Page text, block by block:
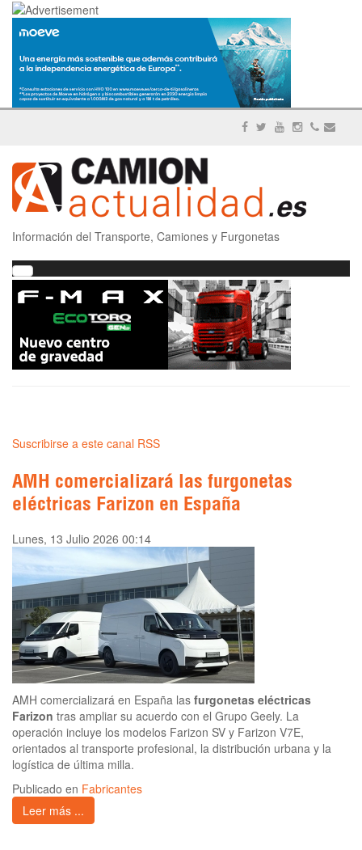
Información del Transporte, Camiones y Furgonetas
Suscribirse a este canal RSS
AMH comercializará las furgonetas
eléctricas Farizon en España
Lunes, 13 Julio 2026 00:14
AMH comercializará en España las furgonetas eléctricas
Farizon tras ampliar su acuerdo con el Grupo Geely. La
operación incluye los modelos Farizon SV y Farizon V7E,
orientados al transporte profesional, la distribución urbana y la
logística de última milla.
Publicado en Fabricantes
Leer más ...